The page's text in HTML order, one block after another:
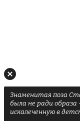
Знаменитая поза
была не ради
искалеченную в